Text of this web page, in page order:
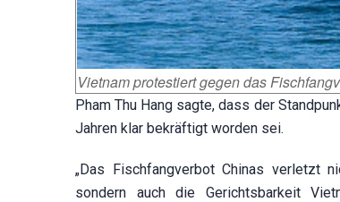
Vietnam protestiert gegen das
Pham Thu Hang sagte, dass der
Jahren klar bekräftigt worden sei.
„Das Fischfangverbot Chinas verletzt
sondern auch die Gerichtsbarkeit